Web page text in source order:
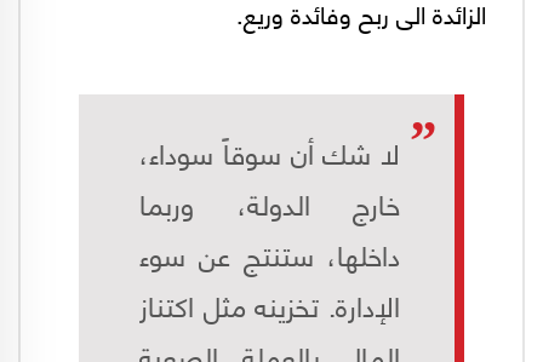
الزائدة الى ربح وفائدة وريع.
لا شك أن سوقاً سوداء،
خارج الدولة، وربما
داخلها، ستنتج عن سوء
الإدارة. تخزينه مثل اكتناز